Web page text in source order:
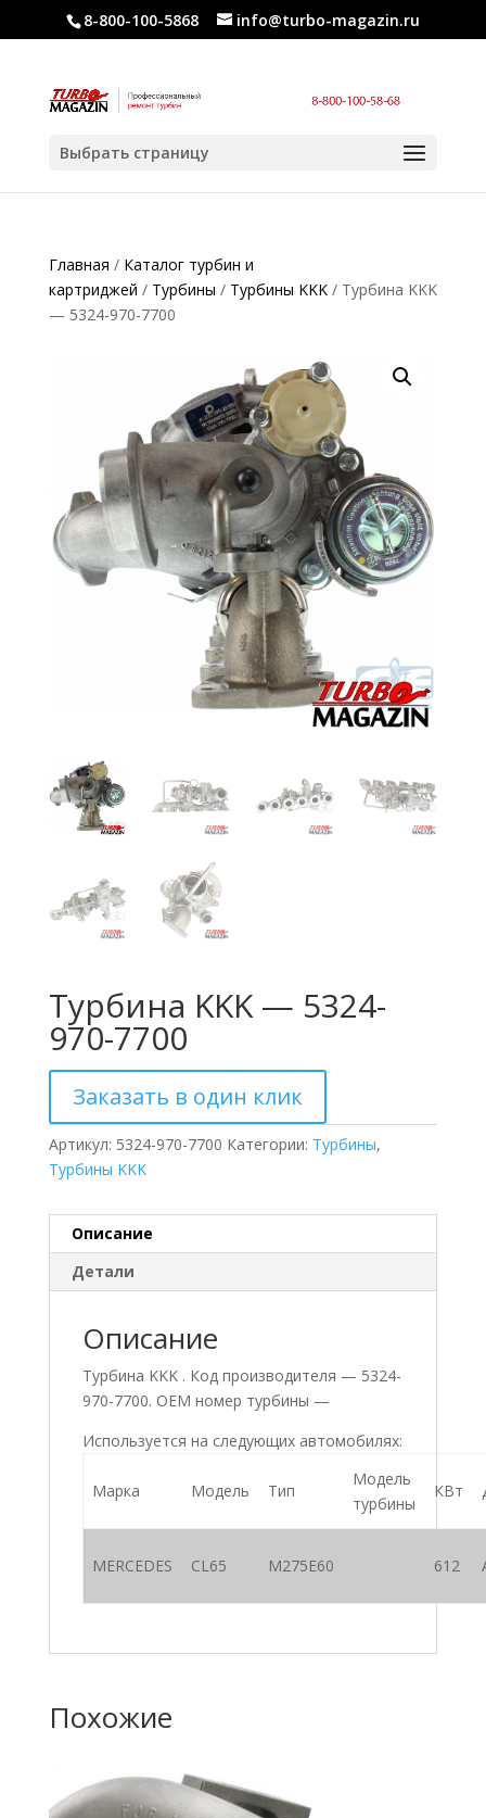
8-800-100-5868 info@turbo-magazin.ru
Выбрать страницу
Главная / Каталог турбин и
картриджей / Турбины / Турбины KKK/ Турбина KKK
— 5324-970-7700
Турбина KKK — 5324-
970-7700
Заказать в один клик
Артикул: 5324-970-7700 Категории: Турбины,
Турбины KKK
Описание
Детали
Описание
Турбина KKK . Код производителя — 5324-
970-7700. ОЕМ номер турбины —
Используется на следующих автомобилях:
Марка Модель Тип
Модель
турбины
КВт
MERCEDES CL65 M275E60 612
Похожие